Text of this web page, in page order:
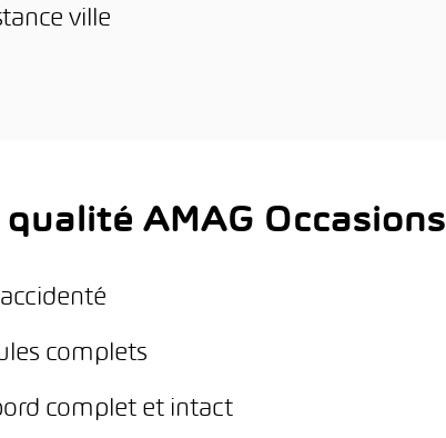
ville
AMAG Occasions
complets
complet et intact